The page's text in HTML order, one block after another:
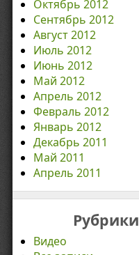
Октябрь 2012
Сентябрь 2012
Август 2012
Июль 2012
Июнь 2012
Май 2012
Апрель 2012
Февраль 2012
Январь 2012
Декабрь 2011
Май 2011
Апрель 2011
Рубрики
Видео